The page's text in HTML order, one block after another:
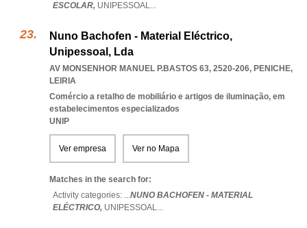
ESCOLAR, UNIPESSOAL...
Nuno Bachofen - Material Eléctrico,
Unipessoal, Lda
AV MONSENHOR MANUEL P.BASTOS 63, 2520-206, PENICHE,
LEIRIA
Comércio a retalho de mobiliário e artigos de iluminação, em
estabelecimentos especializados
UNIP
Ver empresa Ver no Mapa
Matches in the search for:
Activity categories: ...NUNO BACHOFEN - MATERIAL
ELÉCTRICO, UNIPESSOAL...